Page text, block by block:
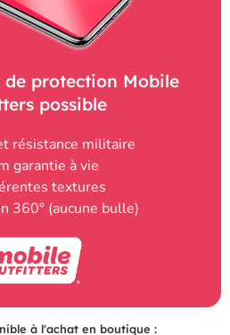
de protection Mobile
possible
résistance militaire
garantie à vie
textures
360° (aucune bulle)
à l'achat en boutique :